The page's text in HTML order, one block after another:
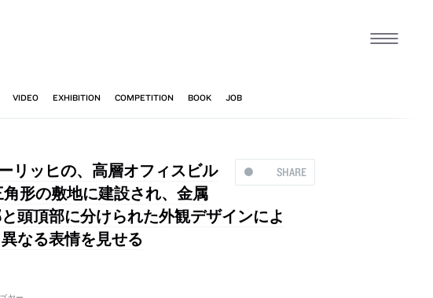
SHARE
リッヒの、高層オフィスビル
形の敷地に建設され、金属
頭頂部に分けられた外観デザインによ
なる表情を見せる